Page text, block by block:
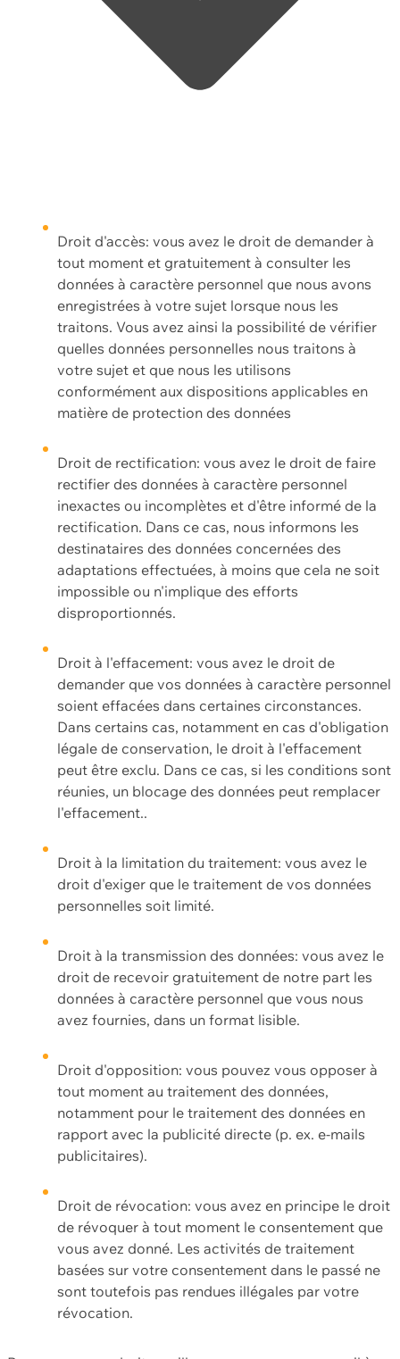
Droit d'accès: vous avez le droit de demander à
tout moment et gratuitement à consulter les
données à caractère personnel que nous avons
enregistrées à votre sujet lorsque nous les
traitons. Vous avez ainsi la possibilité de vérifier
quelles données personnelles nous traitons à
votre sujet et que nous les utilisons
conformément aux dispositions applicables en
matière de protection des données
Droit de rectification: vous avez le droit de faire
rectifier des données à caractère personnel
inexactes ou incomplètes et d'être informé de la
rectification. Dans ce cas, nous informons les
destinataires des données concernées des
adaptations effectuées, à moins que cela ne soit
impossible ou n'implique des efforts
disproportionnés.
Droit à l'effacement: vous avez le droit de
demander que vos données à caractère personnel
soient effacées dans certaines circonstances.
Dans certains cas, notamment en cas d'obligation
légale de conservation, le droit à l'effacement
peut être exclu. Dans ce cas, si les conditions sont
réunies, un blocage des données peut remplacer
l'effacement..
Droit à la limitation du traitement: vous avez le
droit d'exiger que le traitement de vos données
personnelles soit limité.
Droit à la transmission des données: vous avez le
droit de recevoir gratuitement de notre part les
données à caractère personnel que vous nous
avez fournies, dans un format lisible.
Droit d'opposition: vous pouvez vous opposer à
tout moment au traitement des données,
notamment pour le traitement des données en
rapport avec la publicité directe (p. ex. e-mails
publicitaires).
Droit de révocation: vous avez en principe le droit
de révoquer à tout moment le consentement que
vous avez donné. Les activités de traitement
basées sur votre consentement dans le passé ne
sont toutefois pas rendues illégales par votre
révocation.